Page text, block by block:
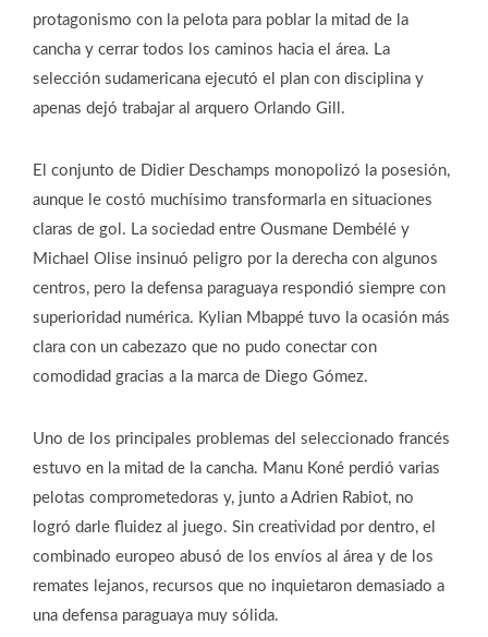
protagonismo con la pelota para poblar la mitad de la
cancha y cerrar todos los caminos hacia el área. La
selección sudamericana ejecutó el plan con disciplina y
apenas dejó trabajar al arquero Orlando Gill.
El conjunto de Didier Deschamps monopolizó la posesión,
aunque le costó muchísimo transformarla en situaciones
claras de gol. La sociedad entre Ousmane Dembélé y
Michael Olise insinuó peligro por la derecha con algunos
centros, pero la defensa paraguaya respondió siempre con
superioridad numérica. Kylian Mbappé tuvo la ocasión más
clara con un cabezazo que no pudo conectar con
comodidad gracias a la marca de Diego Gómez.
Uno de los principales problemas del seleccionado francés
estuvo en la mitad de la cancha. Manu Koné perdió varias
pelotas comprometedoras y, junto a Adrien Rabiot, no
logró darle fluidez al juego. Sin creatividad por dentro, el
combinado europeo abusó de los envíos al área y de los
remates lejanos, recursos que no inquietaron demasiado a
una defensa paraguaya muy sólida.